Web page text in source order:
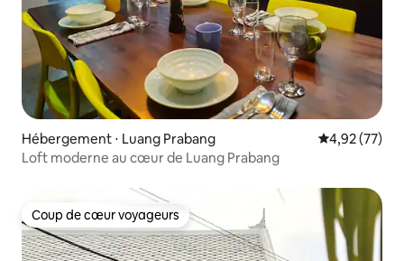
Hébergement ⋅ Luang Prabang Évaluation
4,92 (77)
Loft moderne au cœur de Luang Prabang
Coup de cœur voyageurs
Coup de cœur voyageurs